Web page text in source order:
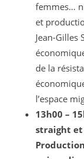
femmes…
et
Jean-Gilles
de la
l’espace
13h00 –
straight